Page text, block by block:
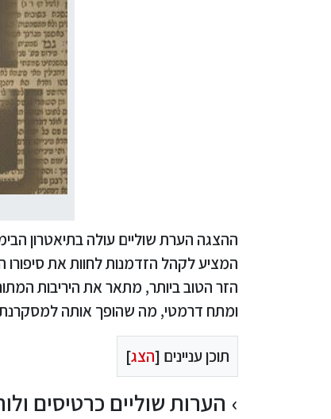
ההצגה הערת שוליים עולה בתיאטרון
המציע לקהל הזדמנות לחוות את
הזר הטוב ביותר, מתאר את היריבות
ומתח דרמטי, מה שהופך אותה למסקרנת
תוכן עניינים [הצג]
הערות שוליים כרטיסים ולוח